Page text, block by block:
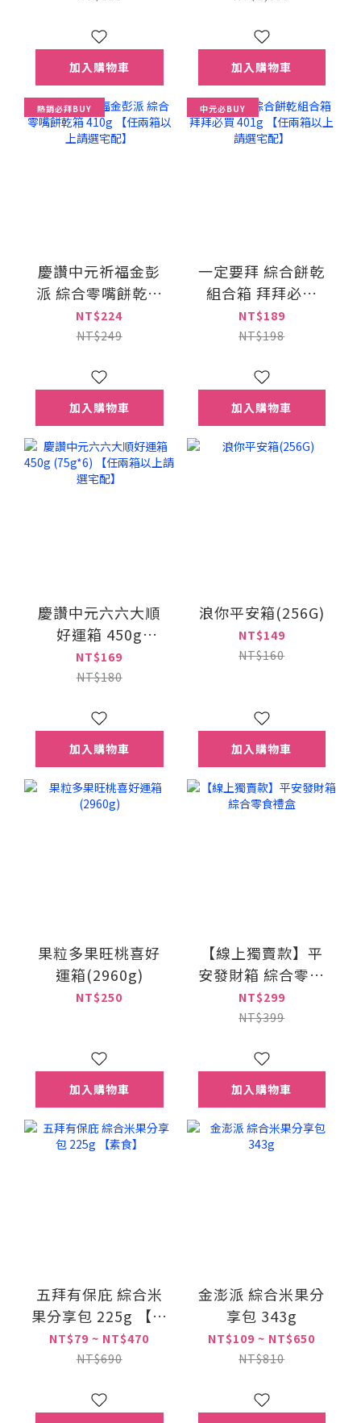
加入購物車 加入購物車
熱銷必拜BUY
慶讚中元祈福金彭
派 綜合零嘴餅乾箱
410g 【任兩箱以上
請選宅配】
NT$224
NT$249
加入購物車
中元必BUY
一定要拜 綜合餅乾
組合箱 拜拜必買
401g 【任兩箱以上
請選宅配】
NT$189
NT$198
加入購物車
慶讚中元六六大順
好運箱 450g
(75g*6) 【任兩箱以
上請選宅配】
NT$169
NT$180
加入購物車
浪你平安箱(256G)
NT$149
NT$160
加入購物車
果粒多果旺桃喜好
運箱(2960g)
NT$250
加入購物車
【線上獨賣款】平
安發財箱 綜合零食
禮盒
NT$299
NT$399
加入購物車
五拜有保庇 綜合米
果分享包 225g 【素
食】
NT$79 ~ NT$470
NT$690
金澎派 綜合米果分
享包 343g
NT$109 ~ NT$650
NT$810